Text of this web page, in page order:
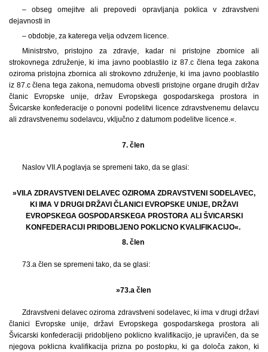
– obseg omejitve ali prepovedi opravljanja poklica v zdravstveni
dejavnosti in
– obdobje, za katerega velja odvzem licence.
Ministrstvo, pristojno za zdravje, kadar ni pristojne zbornice ali
strokovnega združenje, ki ima javno pooblastilo iz 87.c člena tega zakona
oziroma pristojna zbornica ali strokovno združenje, ki ima javno pooblastilo
iz 87.c člena tega zakona, nemudoma obvesti pristojne organe drugih držav
članic Evropske unije, držav Evropskega gospodarskega prostora in
Švicarske konfederacije o ponovni podelitvi licence zdravstvenemu delavcu
ali zdravstvenemu sodelavcu, vključno z datumom podelitve licence.«.
7. člen
Naslov VII.A poglavja se spremeni tako, da se glasi:
»VII.A ZDRAVSTVENI DELAVEC OZIROMA ZDRAVSTVENI SODELAVEC,
KI IMA V DRUGI DRŽAVI ČLANICI EVROPSKE UNIJE, DRŽAVI
EVROPSKEGA GOSPODARSKEGA PROSTORA ALI ŠVICARSKI
KONFEDERACIJI PRIDOBLJENO POKLICNO KVALIFIKACIJO«.
8. člen
73.a člen se spremeni tako, da se glasi:
»73.a člen
Zdravstveni delavec oziroma zdravstveni sodelavec, ki ima v drugi državi
članici Evropske unije, državi Evropskega gospodarskega prostora ali
Švicarski konfederaciji pridobljeno poklicno kvalifikacijo, je upravičen, da se
njegova poklicna kvalifikacija prizna po postopku, ki ga določa zakon, ki